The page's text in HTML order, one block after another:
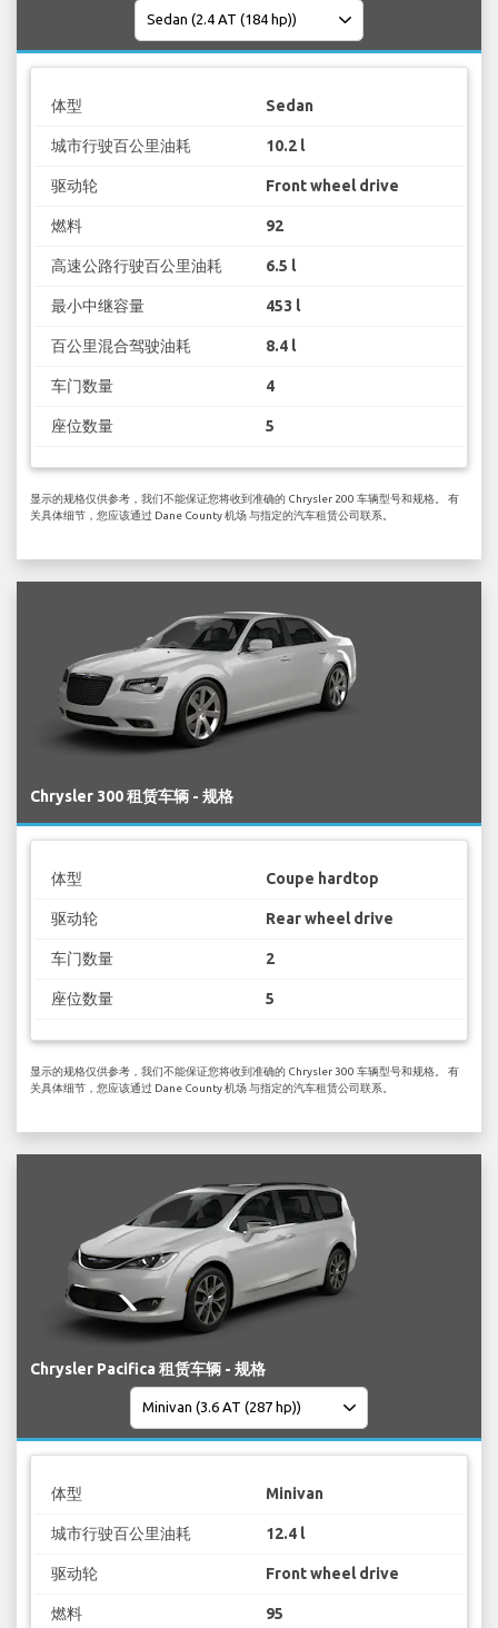
体型 Sedan
城市行驶百公里油耗 10.2 l
驱动轮 Front wheel drive
燃料 92
高速公路行驶百公里油耗 6.5 l
最小中继容量 453 l
百公里混合驾驶油耗 8.4 l
车门数量 4
座位数量 5
显示的规格仅供参考，我们不能保证您将收到准确的 Chrysler 200 车辆型号和规格。 有
关具体细节，您应该通过 Dane County 机场 与指定的汽车租赁公司联系。
Chrysler 300 租赁车辆 - 规格
体型 Coupe hardtop
驱动轮 Rear wheel drive
车门数量 2
座位数量 5
显示的规格仅供参考，我们不能保证您将收到准确的 Chrysler 300 车辆型号和规格。 有
关具体细节，您应该通过 Dane County 机场 与指定的汽车租赁公司联系。
Chrysler Pacifica 租赁车辆 - 规格
体型 Minivan
城市行驶百公里油耗 12.4 l
驱动轮 Front wheel drive
燃料 95